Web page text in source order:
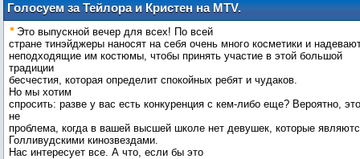
Голосуем за Тейлора и Кристен на MTV.
Король и королева вечера выпускников
Голливуда
Это выпускной вечер для всех! По всей
стране тинэйджеры наносят на себя очень много косметики и
неподходящие им костюмы, чтобы принять участие в этой большой
традиции
бесчестия, которая определит спокойных ребят и чудаков.
Но мы хотим
спросить: разве у вас есть конкуренция с кем-либо еще? Вероятно, это
не
проблема, когда в вашей высшей школе нет девушек, которые
Голливудскими кинозвездами.
Нас интересует все. А что, если бы это